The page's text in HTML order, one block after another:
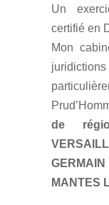
Un
certifié en
Mon
de
MANTES